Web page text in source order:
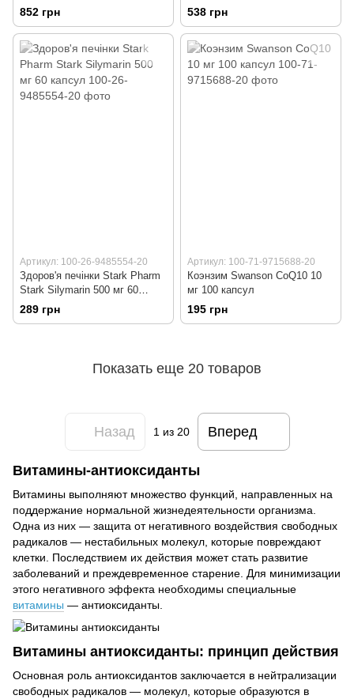
мл (16FL OZ)
852 грн 538 грн
Артикул: 100-26-9485554-20
Здоров'я печінки Stark Pharm
Stark Silymarin 500 мг 60
капсул
289 грн
Артикул: 100-71-9715688-20
Коэнзим Swanson CoQ10 10
мг 100 капсул
195 грн
Показать еще 20 товаров
Назад 1из 20 Вперед
Витамины-антиоксиданты
Витамины выполняют множество функций, направленных на
поддержание нормальной жизнедеятельности организма.
Одна из них — защита от негативного воздействия свободных
радикалов — нестабильных молекул, которые повреждают
клетки. Последствием их действия может стать развитие
заболеваний и преждевременное старение. Для минимизации
этого негативного эффекта необходимы специальные
витамины — антиоксиданты.
Витамины антиоксиданты: принцип действия
Основная роль антиоксидантов заключается в нейтрализации
свободных радикалов — молекул, которые образуются в